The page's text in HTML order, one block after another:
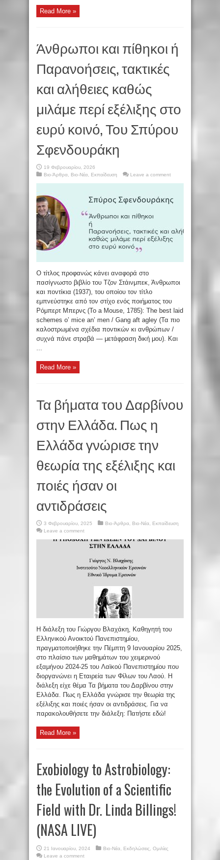
Read More »
Άνθρωποι και πίθηκοι ή
Παρανοήσεις, τακτικές
και αλήθειες καθώς
μιλάμε περί εξέλιξης στο
ευρύ κοινό, Του Σπύρου
Σφενδουράκη
19 Φεβρουαρίου, 2026
Βιο-Άρθρα
Βιο-Νέα Εκπαίδευση Leave a comment
Ο τίτλος προφανώς κάνει αναφορά στο
πασίγνωστο βιβλίο του Τζον Στάινμπεκ, Άνθρωποι
και ποντίκια (1937), του οποίου τον τίτλο
εμπνεύστηκε από τον στίχο ενός ποιήματος του
Ρόμπερτ Μπερνς (To a Mouse, 1785): The best laid
schemes o’ mice an’ men / Gang aft agley (Τα πιο
καλοστρωμένα σχέδια ποντικών κι ανθρώπων /
συχνά πάνε στραβά — μετάφραση δική μου). Και
Read More »
Τα βήματα του Δαρβίνου
στην Ελλάδα. Πως η
Ελλάδα γνώρισε την
θεωρία της εξέλιξης και
ποιές ήσαν οι
αντιδράσεις
3 Φεβρουαρίου, 2025 Βιο-Άρθρα Βιο-Νέα
Εκπαίδευση
Leave a comment
Η διάλεξη του Γιώργου Βλαχάκη, Καθηγητή του
Ελληνικού Ανοικτού Πανεπιστημίου,
πραγματοποιήθηκε την Πέμπτη 9 Ιανουαρίου 2025,
στο πλαίσιο των μαθημάτων του χειμερινού
εξαμήνου 2024-25 του Λαϊκού Πανεπιστημίου που
διοργανώνει η Εταιρεία των Φίλων του Λαού. Η
διάλεξη είχε θέμα Τα βήματα του Δαρβίνου στην
Ελλάδα. Πως η Ελλάδα γνώρισε την θεωρία της
εξέλιξης και ποιές ήσαν οι αντιδράσεις. Για να
παρακολουθήσετε την διάλεξη: Πατήστε εδώ!
Read More »
Exobiology to Astrobiology:
the Evolution of a Scientific
Field with Dr. Linda Billings!
(NASA LIVE)
21 Ιανουαρίου, 2024 Βιο-Νέα Εκδηλώσεις
Ομιλίες
Leave a comment